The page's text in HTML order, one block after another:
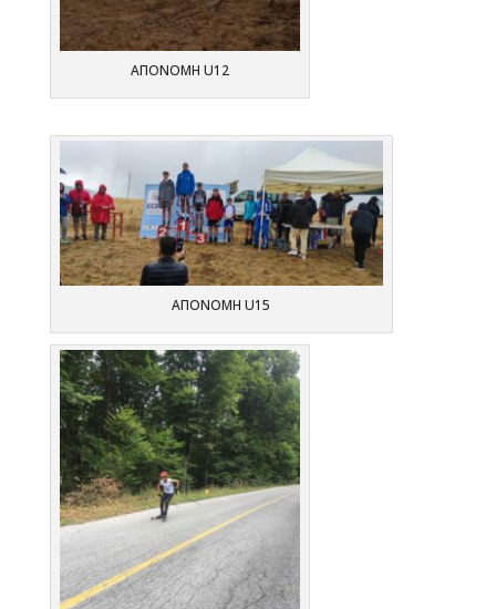
ΑΠΟΝΟΜΗ U12
ΑΠΟΝΟΜΗ U15